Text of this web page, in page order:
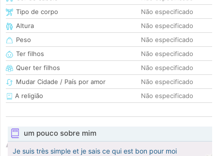
Tipo de corpo
Não especificado
Altura
Não especificado
Peso
Não especificado
Ter filhos
Não especificado
Quer ter filhos
Não especificado
Mudar Cidade / País por amor
Não especificado
A religião
Não especificado
um pouco sobre mim
Je suis très simple et je sais ce qui est bon pour moi